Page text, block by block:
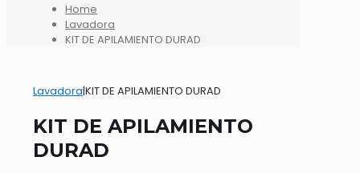
Home
Lavadora
KIT DE APILAMIENTO DURAD
Lavadora|KIT DE APILAMIENTO DURAD
KIT DE APILAMIENTO
DURAD